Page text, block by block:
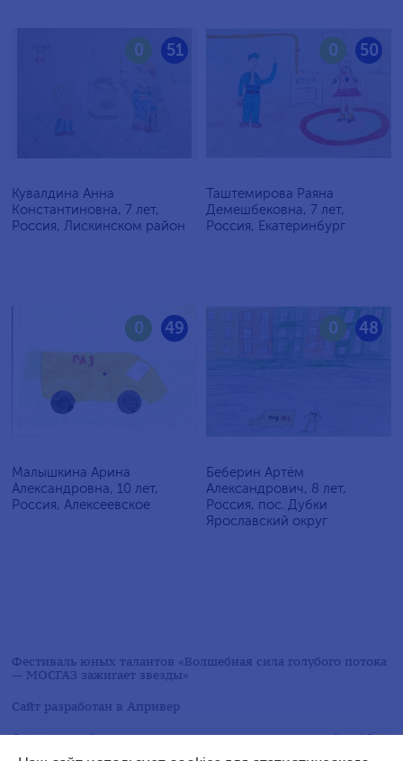
51
0
Кувалдина Анна
Константиновна, 7 лет,
Россия, Лискинском район
50
0
Таштемирова Раяна
Демешбековна, 7 лет,
Россия, Екатеринбург
49
0
Малышкина Арина
Александровна, 10 лет,
Россия, Алексеевское
48
0
Беберин Артём
Александрович, 8 лет,
Россия, пос. Дубки
Ярославский округ
Фестиваль юных талантов «Волшебная сила голубого потока
— МОСГАЗ зажигает звезды»
Сайт разработан в Апривер
Следите за обновлениями в социальных сетях на сайте АО